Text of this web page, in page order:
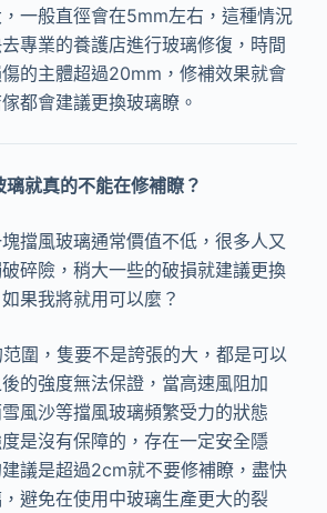
一般直徑會在5mm左右，這種情況
專業的養護店進行玻璃修復，時間
的主體超過20mm，修補效果就會
都會建議更換玻璃瞭。
就真的不能在修補瞭？
擋風玻璃通常價值不低，很多人又
碎險，稍大一些的破損就建議更換
果我將就用可以麼？
圍，隻要不是誇張的大，都是可以
的強度無法保證，當高速風阻加
風沙等擋風玻璃頻繁受力的狀態
是沒有保障的，存在一定安全隱
議是超過2cm就不要修補瞭，盡快
避免在使用中玻璃生產更大的裂